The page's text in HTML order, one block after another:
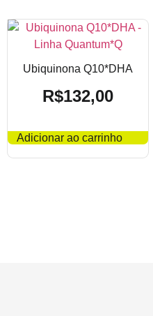
Ubiquinona Q10*DHA
R$132,00
Adicionar ao carrinho